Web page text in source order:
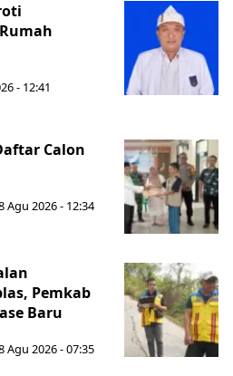
- 12:41
Calon
Agu 2026 - 12:34
Pemkab
Baru
Agu 2026 - 07:35